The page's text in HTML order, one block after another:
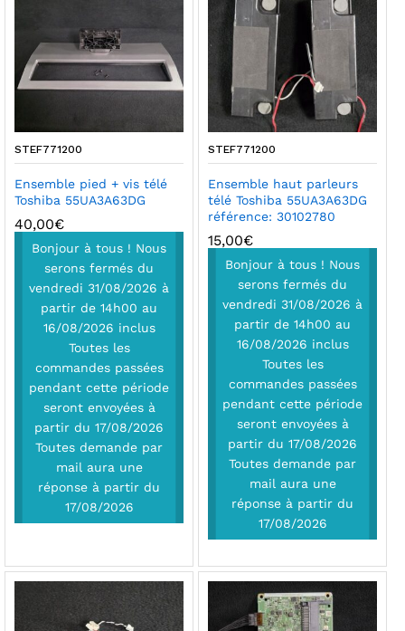
STEF771200
Ensemble pied + vis télé
Toshiba 55UA3A63DG
40,00€
Bonjour à tous ! Nous
serons fermés du
vendredi 31/08/2026 à
partir de 14h00 au
16/08/2026 inclus
Toutes les
commandes passées
pendant cette période
seront envoyées à
partir du 17/08/2026
Toutes demande par
mail aura une
réponse à partir du
17/08/2026
STEF771200
Ensemble haut parleurs
télé Toshiba 55UA3A63DG
référence: 30102780
15,00€
Bonjour à tous ! Nous
serons fermés du
vendredi 31/08/2026 à
partir de 14h00 au
16/08/2026 inclus
Toutes les
commandes passées
pendant cette période
seront envoyées à
partir du 17/08/2026
Toutes demande par
mail aura une
réponse à partir du
17/08/2026